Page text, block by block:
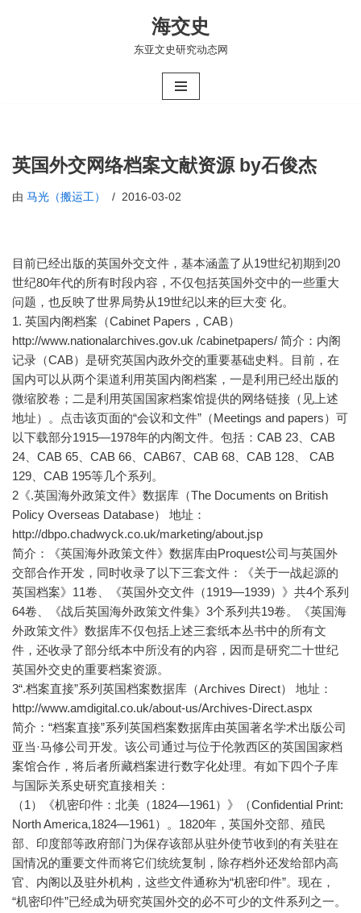
海交史
东亚文史研究动态网
英国外交网络档案文献资源 by石俊杰
由 马光（搬运工） 2016-03-02
目前已经出版的英国外交文件，基本涵盖了从19世纪初期到20
世纪80年代的所有时段内容，不仅包括英国外交中的一些重大
问题，也反映了世界局势从19世纪以来的巨大变 化。
1. 英国内阁档案（Cabinet Papers，CAB）
http://www.nationalarchives.gov.uk /cabinetpapers/ 简介：内阁
记录（CAB）是研究英国内政外交的重要基础史料。目前，在
国内可以从两个渠道利用英国内阁档案，一是利用已经出版的
微缩胶卷；二是利用英国国家档案馆提供的网络链接（见上述
地址）。点击该页面的“会议和文件”（Meetings and papers）可
以下载部分1915—1978年的内阁文件。包括：CAB 23、CAB
24、CAB 65、CAB 66、CAB67、CAB 68、CAB 128、 CAB
129、CAB 195等几个系列。
2《.英国海外政策文件》数据库（The Documents on British
Policy Overseas Database） 地址：
http://dbpo.chadwyck.co.uk/marketing/about.jsp
简介：《英国海外政策文件》数据库由Proquest公司与英国外
交部合作开发，同时收录了以下三套文件：《关于一战起源的
英国档案》11卷、《英国外交文件（1919—1939）》共4个系列
64卷、《战后英国海外政策文件集》3个系列共19卷。《英国海
外政策文件》数据库不仅包括上述三套纸本丛书中的所有文
件，还收录了部分纸本中所没有的内容，因而是研究二十世纪
英国外交史的重要档案资源。
3“.档案直接”系列英国档案数据库（Archives Direct） 地址：
http://www.amdigital.co.uk/about-us/Archives-Direct.aspx
简介：“档案直接”系列英国档案数据库由英国著名学术出版公司
亚当·马修公司开发。该公司通过与位于伦敦西区的英国国家档
案馆合作，将后者所藏档案进行数字化处理。有如下四个子库
与国际关系史研究直接相关：
（1）《机密印件：北美（1824—1961）》（Confidential Print:
North America,1824—1961）。1820年，英国外交部、殖民
部、印度部等政府部门为保存该部从驻外使节收到的有关驻在
国情况的重要文件而将它们统统复制，除存档外还发给部内高
官、内阁以及驻外机构，这些文件通称为“机密印件”。现在，
“机密印件”已经成为研究英国外交的必不可少的文件系列之一。